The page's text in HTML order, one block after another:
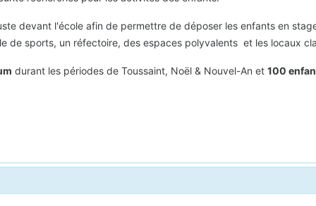
devant l'école afin de permettre de déposer les enfants en
de sports, un réfectoire, des espaces polyvalents et les locaux
durant les périodes de Toussaint, Noël & Nouvel-An et100